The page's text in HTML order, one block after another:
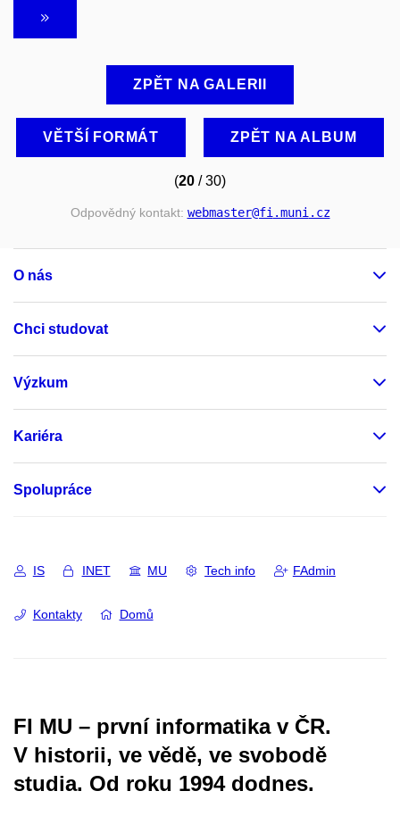
ZPĚT NA GALERII
VĚTŠÍ FORMÁT ZPĚT NA ALBUM
(20 / 30)
Odpovědný kontakt: webmaster@fi.muni.cz
O nás
Chci studovat
Výzkum
Kariéra
Spolupráce
IS INET MU Tech info FAdmin
Kontakty Domů
FI MU – první informatika v ČR.
V historii, ve vědě, ve svobodě
studia. Od roku 1994 dodnes.